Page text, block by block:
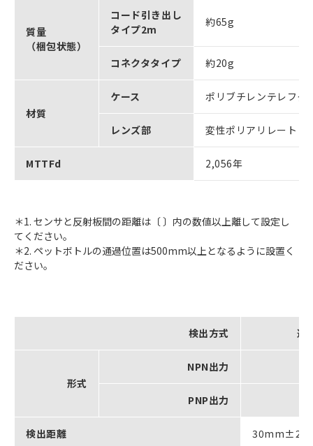
質量
（梱包状態）
コード引き出し
タイプ2m
約65g
コネクタタイプ 約20g
材質
ケース ポリブチレンテレフタ
レンズ部 変性ポリアリレート
MTTFd 2,056年
＊1. センサと反射板間の距離は〔 〕内の数値以上離して設定し
てください。
＊2. ペットボトルの通過位置は500mm以上となるように設置く
ださい。
検出方式 透
形式
NPN出力
PNP出力
検出距離